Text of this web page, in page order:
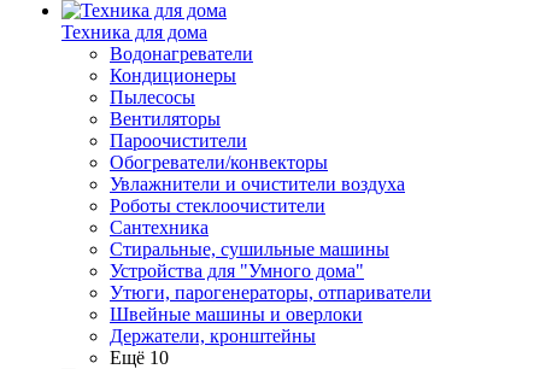
Техника для дома
Водонагреватели
Кондиционеры
Пылесосы
Вентиляторы
Пароочистители
Обогреватели/конвекторы
Увлажнители и очистители воздуха
Роботы стеклоочистители
Сантехника
Стиральные, сушильные машины
Устройства для "Умного дома"
Утюги, парогенераторы, отпариватели
Швейные машины и оверлоки
Держатели, кронштейны
Ещё 10